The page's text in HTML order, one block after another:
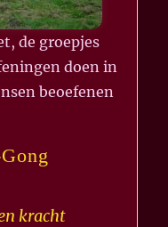
de groepjes
doen in
beoefenen
kracht